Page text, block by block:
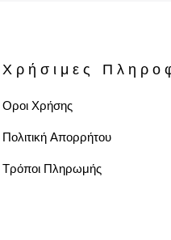
Χρήσιμες
Οροι Χρήσης
Πολιτική Απορρήτου
Τρόποι Πληρωμής